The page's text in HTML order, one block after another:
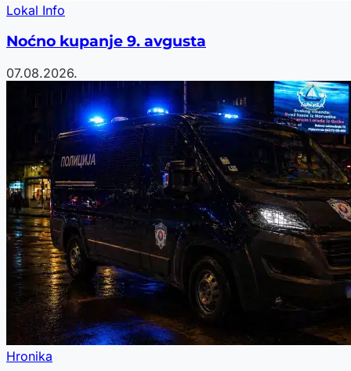
Lokal Info
Noćno kupanje 9. avgusta
07.08.2026.
Hronika